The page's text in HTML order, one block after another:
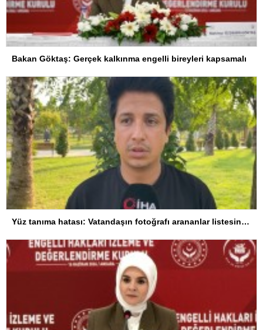
Bakan Göktaş: Gerçek kalkınma engelli bireyleri kapsamalı
Yüz tanıma hatası: Vatandaşın fotoğrafı arananlar listesine eklendi